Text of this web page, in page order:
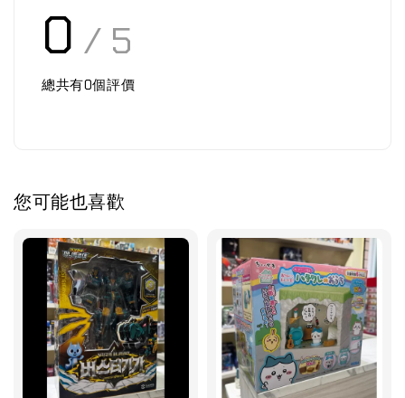
0 / 5
總共有0個評價
您可能也喜歡